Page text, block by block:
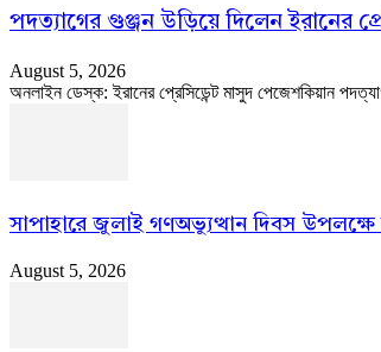
পদত্যাগের গুঞ্জন উড়িয়ে দিলেন ইরানের
August 5, 2026
অনলাইন ডেস্ক: ইরানের প্রেসিডেন্ট মাসুদ পেজেশকিয়ান
সাপাহারে জুলাই গণঅভ্যুত্থান দিবস
August 5, 2026